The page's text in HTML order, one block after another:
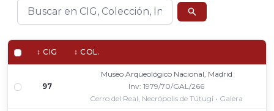
↕ CIG ↕ COL.
97
Museo Arqueológico Nacional, Madrid
Inv: 1979/70/GAL/266
Cerro del Real, Necrópolis de Tútugi • Galera